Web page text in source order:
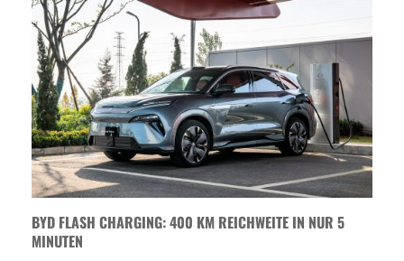
BYD FLASH CHARGING: 400 KM REICHWEITE IN NUR 5
MINUTEN